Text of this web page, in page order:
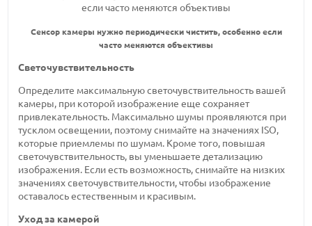
Сенсор камеры нужно периодически чистить, особенно если
часто меняются объективы
Светочувствительность
Определите максимальную светочувствительность вашей
камеры, при которой изображение еще сохраняет
привлекательность. Максимально шумы проявляются при
тусклом освещении, поэтому снимайте на значениях ISO,
которые приемлемы по шумам. Кроме того, повышая
светочувствительность, вы уменьшаете детализацию
изображения. Если есть возможность, снимайте на низких
значениях светочувствительности, чтобы изображение
оставалось естественным и красивым.
Уход за камерой